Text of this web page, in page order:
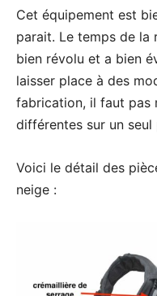
Cet équipement est
parait. Le temps de la
bien révolu et a bien
laisser place à des
fabrication, il faut pas
différentes sur un seul
Voici le détail des
neige :